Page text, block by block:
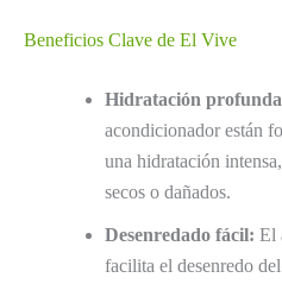
Beneficios Clave de El Vive
Hidratación
acondicionador están
una hidratación
secos o dañados.
Desenredado fácil: El
facilita el desenredo